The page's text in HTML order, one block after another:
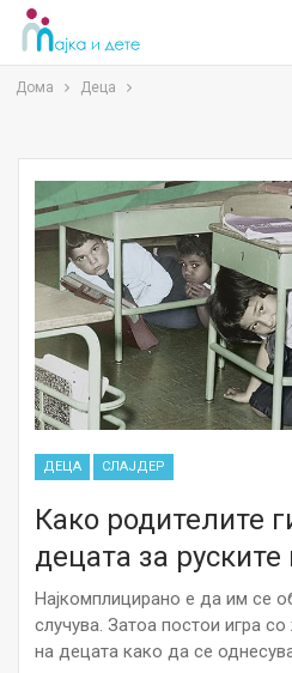
Дома Деца
ДЕЦА СЛАЈДЕР
Како родителите
децата за
Најкомплицирано е да им се
случува. Затоа постои игра
на децата како да се